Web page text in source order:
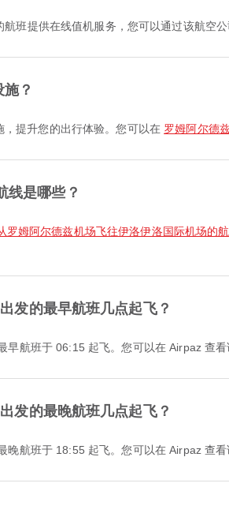
航班提供在线值机服务，您可以通过该航空
？
，提升您的出行体验。您可以在 罗姆阿尔德
线是哪些？
罗姆阿尔德兹机场飞往伊洛伊洛国际机场的
发的最早航班几点起飞？
早航班于 06:15 起飞。您可以在 Airpaz 查
发的最晚航班几点起飞？
晚航班于 18:55 起飞。您可以在 Airpaz 查